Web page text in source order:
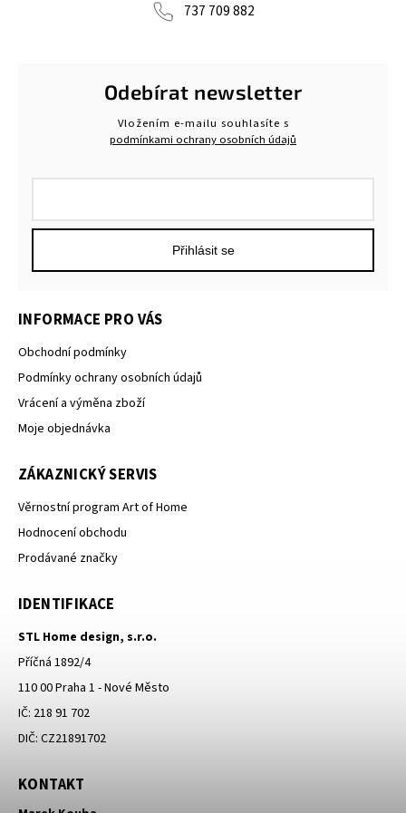
737 709 882
Odebírat newsletter
Vložením e-mailu souhlasíte s
podmínkami ochrany osobních údajů
Přihlásit se
INFORMACE PRO VÁS
Obchodní podmínky
Podmínky ochrany osobních údajů
Vrácení a výměna zboží
Moje objednávka
ZÁKAZNICKÝ SERVIS
Věrnostní program Art of Home
Hodnocení obchodu
Prodávané značky
IDENTIFIKACE
STL Home design, s.r.o.
Příčná 1892/4
110 00 Praha 1 - Nové Město
IČ: 218 91 702
DIČ: CZ21891702
KONTAKT